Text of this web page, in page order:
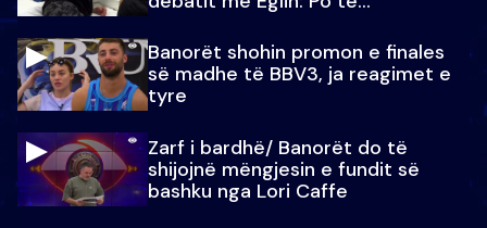
Banorët shohin promon e finales
së madhe të BBV3, ja reagimet e
tyre
Zarf i bardhë/ Banorët do të
shijojnë mëngjesin e fundit së
bashku nga Lori Caffe